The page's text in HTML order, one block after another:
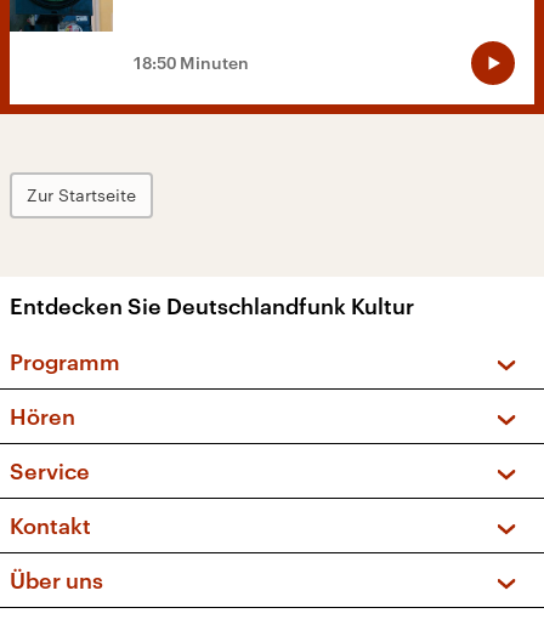
18:50 Minuten
Zur Startseite
Entdecken Sie Deutschlandfunk Kultur
Programm
Sendungen und Podcasts
Musikliste
Kakadu – Das Kinderprogramm
Hören
Frequenzen (UKW + DAB+)
Service
FAQ
Apps
Newsletter
Kontakt
Social Media
Über uns